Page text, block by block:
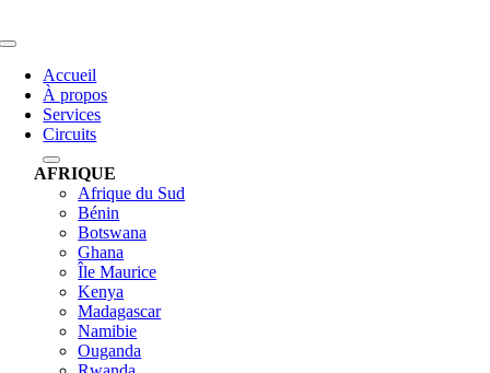
to
Toggle
NavigationAccueil
À propos
Services
Circuits
AFRIQUE
Afrique du Sud
Bénin
Botswana
Ghana
Île Maurice
Kenya
Madagascar
Namibie
Ouganda